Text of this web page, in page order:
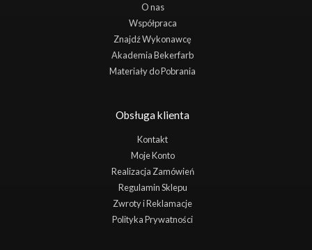
O nas
Współpraca
Znajdź Wykonawcę
Akademia Bekerfarb
Materiały do Pobrania
Obsługa klienta
Kontakt
Moje Konto
Realizacja Zamówień
Regulamin Sklepu
Zwroty i Reklamacje
Polityka Prywatności